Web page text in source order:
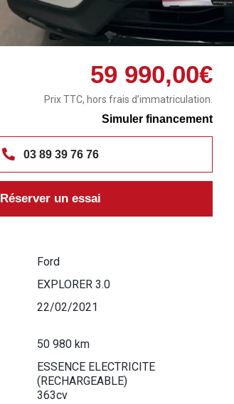
59 990,00€
Prix TTC, hors frais d’immatriculation.
Simuler financement
03 89 39 76 76
Réserver un essai
Ford
EXPLORER 3.0
22/02/2021
50 980 km
ESSENCE ELECTRICITE
(RECHARGEABLE)
363cv